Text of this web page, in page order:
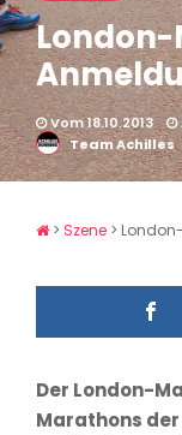
Vom 18.10.2013
Team Achilles
> Szene >
Der London-
Marathons